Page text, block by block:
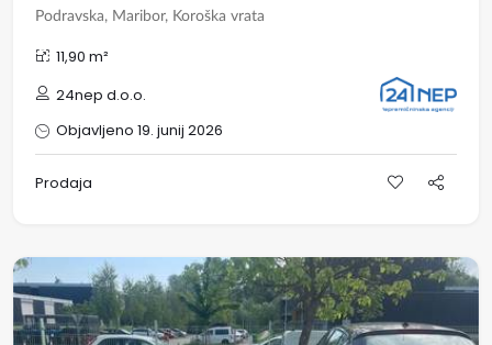
Podravska, Maribor, Koroška vrata
11,90 m²
24nep d.o.o.
Objavljeno 19. junij 2026
Prodaja